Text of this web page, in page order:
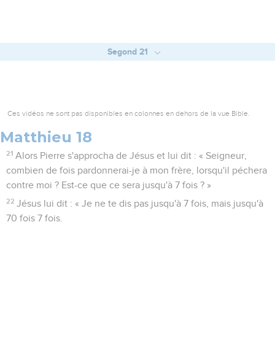
Segond 21
Ces vidéos ne sont pas disponibles en colonnes en dehors de la vue Bible.
Matthieu 18
21 Alors Pierre s'approcha de Jésus et lui dit : « Seigneur,
combien de fois pardonnerai-je à mon frère, lorsqu'il péchera
contre moi ? Est-ce que ce sera jusqu'à 7 fois ? »
22 Jésus lui dit : « Je ne te dis pas jusqu'à 7 fois, mais jusqu'à
70 fois 7 fois.